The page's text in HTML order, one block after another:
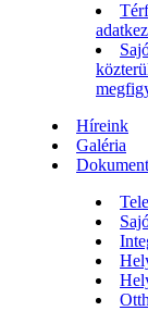
Híreink
Galéria